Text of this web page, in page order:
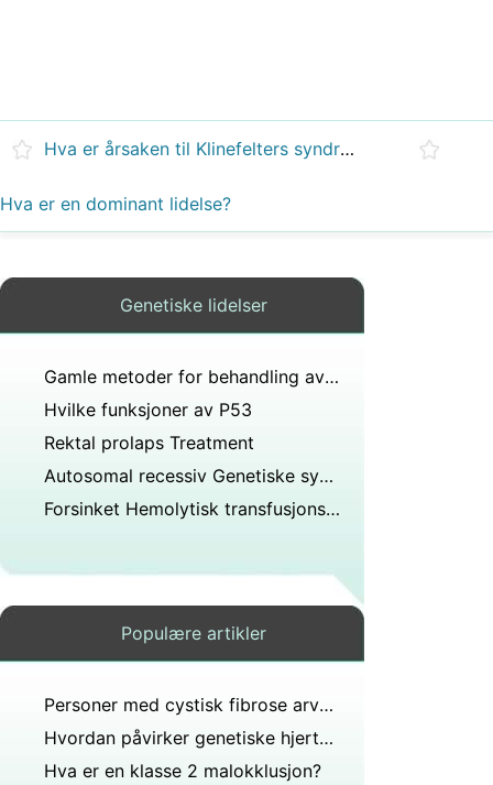
Hva er årsaken til Klinefelters syndrom?
Hva er en dominant lidelse?
Genetiske lidelser
Gamle metoder for behandling av Bipolar lidelse
Hvilke funksjoner av P53
Rektal prolaps Treatment
Autosomal recessiv Genetiske sykdommer
Forsinket Hemolytisk transfusjonsreaksjon i sigdcelleanemi
Populære artikler
Personer med cystisk fibrose arver defekt genetisk informasjon og kan ikke produsere normale cftr-proteiner forskere har brukt genterapi for å sette inn DNA-segmenter som koder for den manglende cft?
Hvordan påvirker genetiske hjerte- og karsykdommer?
Hva er en klasse 2 malokklusjon?